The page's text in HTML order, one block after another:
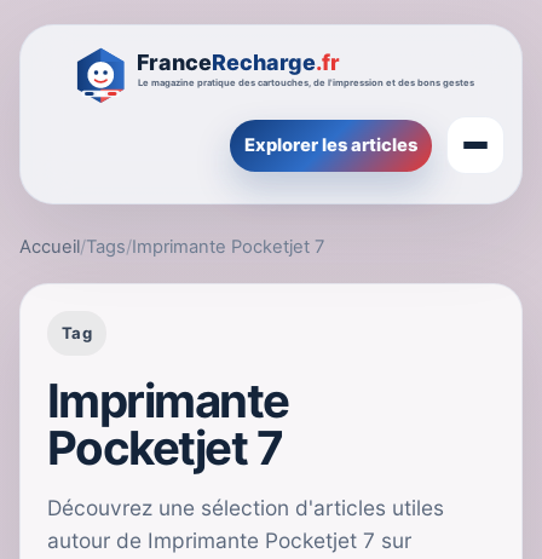
Explorer les articles
Accueil/Tags/Imprimante Pocketjet 7
Tag
Imprimante
Pocketjet 7
Découvrez une sélection d'articles utiles
autour de Imprimante Pocketjet 7 sur